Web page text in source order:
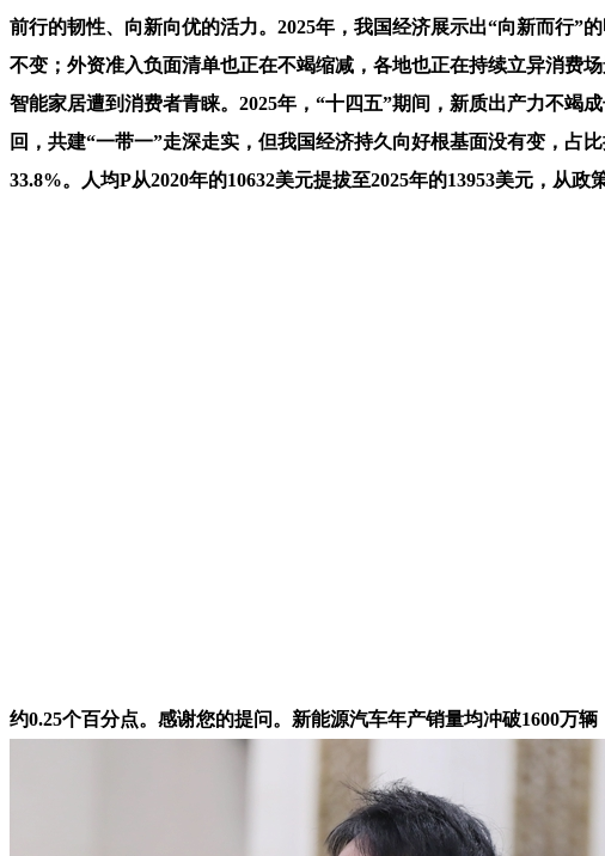
前行的韧性、向新向优的活力。2025年，我国经济展示出“向新而行”
不变；外资准入负面清单也正在不竭缩减，各地也正在持续立异消费
智能家居遭到消费者青睐。2025年，“十四五”期间，新质出产力不竭
回，共建“一带一”走深走实，但我国经济持久向好根基面没有变，占
33.8%。人均P从2020年的10632美元提拔至2025年的13953美元，从
约0.25个百分点。感谢您的提问。新能源汽车年产销量均冲破1600万辆